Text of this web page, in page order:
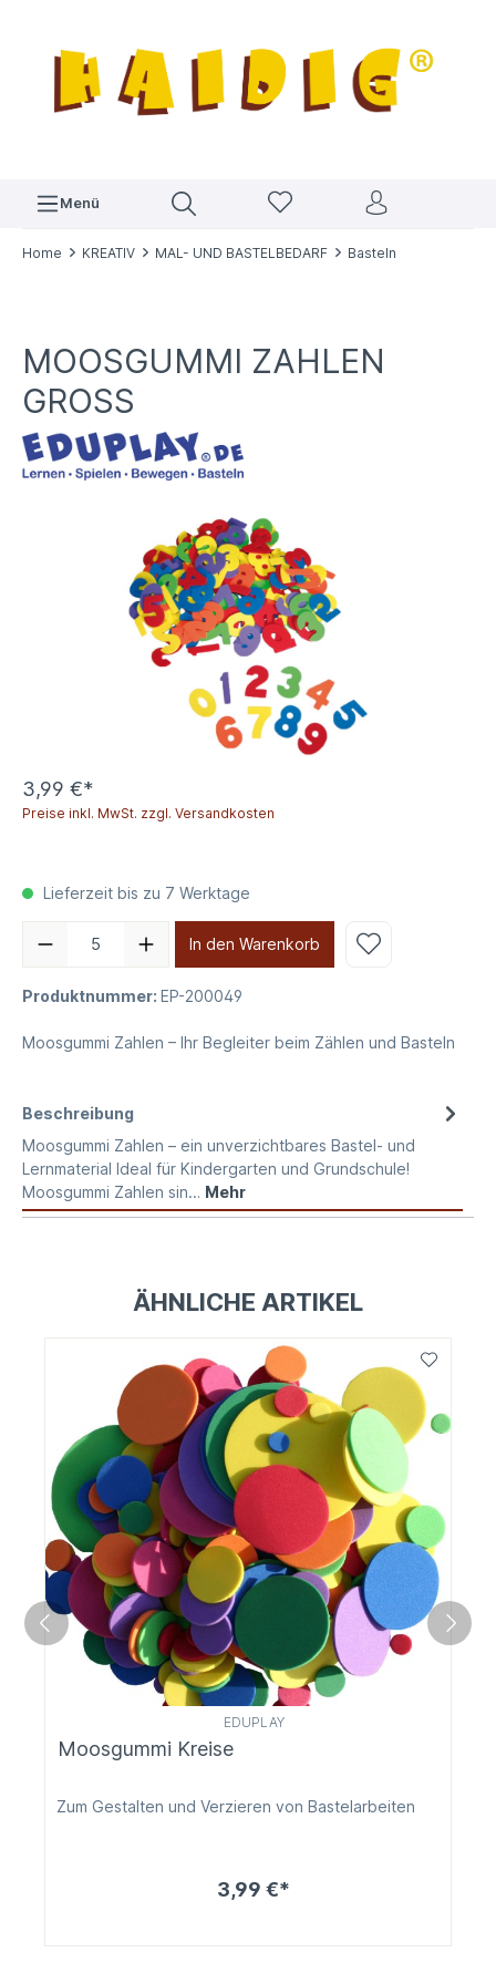
Menü
Home KREATIV MAL- UND BASTELBEDARF Basteln
MOOSGUMMI ZAHLEN
GROSS
3,99 €*
Preise inkl. MwSt. zzgl. Versandkosten
Lieferzeit bis zu 7 Werktage
In den Warenkorb
Produktnummer: EP-200049
Moosgummi Zahlen – Ihr Begleiter beim Zählen und Basteln
Beschreibung
Moosgummi Zahlen – ein unverzichtbares Bastel- und
Lernmaterial Ideal für Kindergarten und Grundschule!
Moosgummi Zahlen sin… Mehr
ÄHNLICHE ARTIKEL
EDUPLAY
Moosgummi Kreise
Zum Gestalten und Verzieren von Bastelarbeiten
3,99 €*